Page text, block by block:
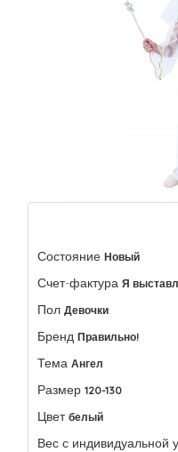
Состояние Новый
Счет-фактура Я
Пол Девочки
Бренд Правильно!
Тема Ангел
Размер 120-130
Цвет белый
Вес с индивидуальной